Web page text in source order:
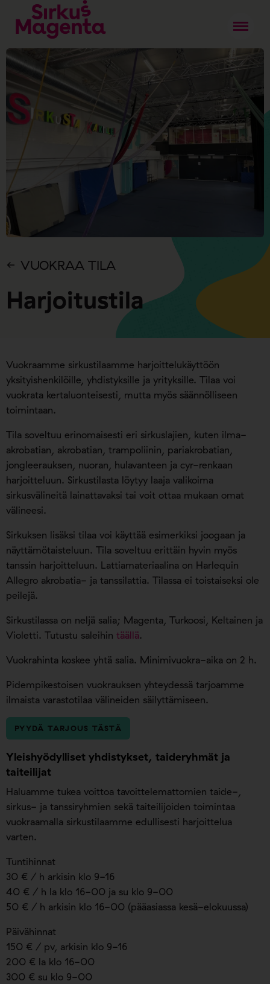
VUOKRAA TILA
Harjoitustila
Vuokraamme sirkustilaamme harjoittelukäyttöön
yksityishenkilöille, yhdistyksille ja yrityksille. Tilaa voi
vuokrata kertaluonteisesti, mutta myös säännölliseen
toimintaan.
Tila soveltuu erinomaisesti eri sirkuslajien, kuten ilma-
akrobatian, akrobatian, trampoliinin, pariakrobatian,
jongleerauksen, nuoran, hulavanteen ja cyr-renkaan
harjoitteluun. Sirkustilasta löytyy laaja valikoima
sirkusvälineitä lainattavaksi tai voit ottaa mukaan omat
välineesi.
Sirkuksen lisäksi tilaa voi käyttää esimerkiksi joogaan ja
näyttämötaisteluun. Tila soveltuu erittäin hyvin myös
tanssin harjoitteluun. Lattiamateriaalina on Harlequin
Allegro akrobatia- ja tanssilattia. Tilassa ei toistaiseksi ole
peilejä.
Sirkustilassa on neljä salia; Magenta, Turkoosi, Keltainen ja
Violetti. Tutustu saleihin täällä.
Vuokrahinta koskee yhtä salia. Minimivuokra-aika on 2 h.
Pidempikestoisen vuokrauksen yhteydessä tarjoamme
ilmaista varastotilaa välineiden säilyttämiseen.
PYYDÄ TARJOUS TÄSTÄ
Yleishyödylliset yhdistykset, taideryhmät ja
taiteilijat
Haluamme tukea voittoa tavoittelemattomien taide-,
sirkus- ja tanssiryhmien sekä taiteilijoiden toimintaa
vuokraamalla sirkustilaamme edullisesti harjoittelua
varten.
Tuntihinnat
30 € / h arkisin klo 9-16
40 € / h la klo 16-00 ja su klo 9-00
50 € / h arkisin klo 16-00 (pääasiassa kesä-elokuussa)
Päivähinnat
150 € / pv, arkisin klo 9-16
200 € la klo 16-00
300 € su klo 9-00